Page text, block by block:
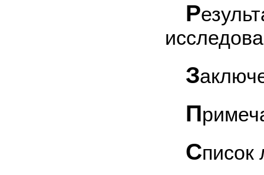
Р
З
П
Список